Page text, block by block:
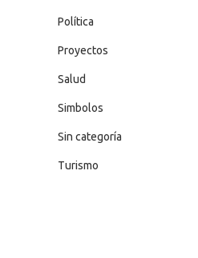
Política
Proyectos
Salud
Simbolos
Sin categoría
Turismo